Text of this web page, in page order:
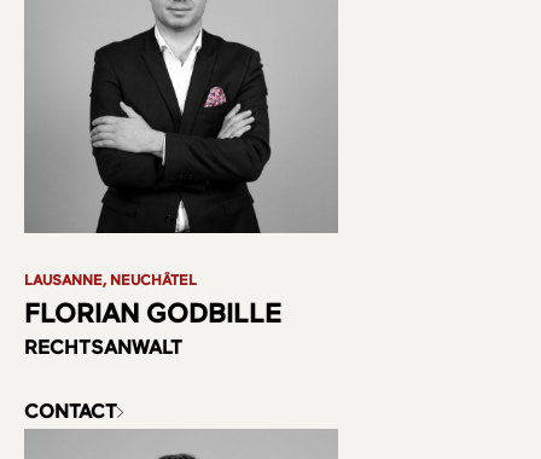
LAUSANNE, NEUCHÂTEL
FLORIAN GODBILLE
RECHTSANWALT
CONTACT